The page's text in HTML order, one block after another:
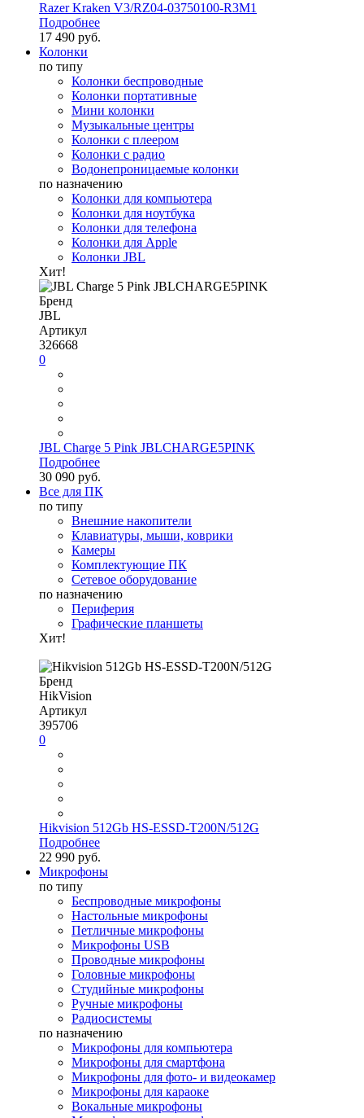
Razer Kraken V3/RZ04-03750100-R3M1
Подробнее
17 490 руб.
Колонки
по типу
Колонки беспроводные
Колонки портативные
Мини колонки
Музыкальные центры
Колонки с плеером
Колонки с радио
Водонепроницаемые колонки
по назначению
Колонки для компьютера
Колонки для ноутбука
Колонки для телефона
Колонки для Apple
Колонки JBL
Хит!
Бренд
JBL
Артикул
326668
0
JBL Charge 5 Pink JBLCHARGE5PINK
Подробнее
30 090 руб.
Все для ПК
по типу
Внешние накопители
Клавиатуры, мыши, коврики
Камеры
Комплектующие ПК
Сетевое оборудование
по назначению
Периферия
Графические планшеты
Хит!
Бренд
HikVision
Артикул
395706
0
Hikvision 512Gb HS-ESSD-T200N/512G
Подробнее
22 990 руб.
Микрофоны
по типу
Беспроводные микрофоны
Настольные микрофоны
Петличные микрофоны
Микрофоны USB
Проводные микрофоны
Головные микрофоны
Студийные микрофоны
Ручные микрофоны
Радиосистемы
по назначению
Микрофоны для компьютера
Микрофоны для смартфона
Микрофоны для фото- и видеокамер
Микрофоны для караоке
Вокальные микрофоны